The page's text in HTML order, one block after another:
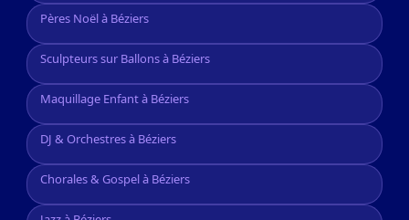
Pères Noël à Béziers
Sculpteurs sur Ballons à Béziers
Maquillage Enfant à Béziers
DJ & Orchestres à Béziers
Chorales & Gospel à Béziers